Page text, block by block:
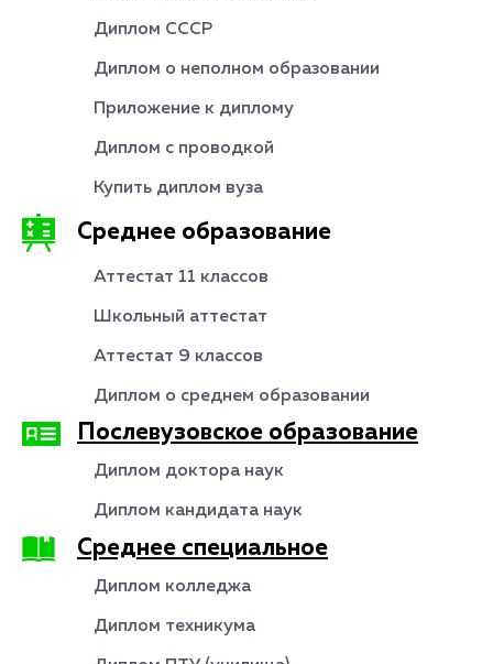
Диплом СССР
Диплом о неполном образовании
Приложение к диплому
Диплом с проводкой
Купить диплом вуза
Среднее образование
Аттестат 11 классов
Школьный аттестат
Аттестат 9 классов
Диплом о среднем образовании
Послевузовское образование
Диплом доктора наук
Диплом кандидата наук
Среднее специальное
Диплом колледжа
Диплом техникума